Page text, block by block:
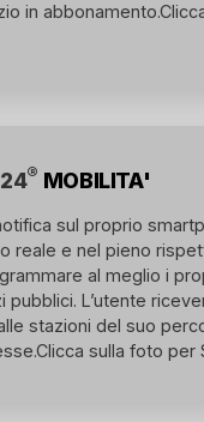
in abbonamento.
® MOBILITA'
sul proprio
reale e nel pieno
al meglio i
pubblici. L’utente
stazioni del suo
Clicca sulla foto per